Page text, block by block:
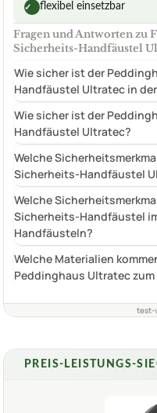
✓ flexibel einsetzbar
Fragen und Antworten zu
Sicherheits-Handfäustel
Wie sicher ist der
Handfäustel Ultratec in
Wie sicher ist der
Handfäustel Ultratec?
Welche
Sicherheits-Handfäustel
Welche
Sicherheits-Handfäustel
Handfäusteln?
Welche Materialien
Peddinghaus Ultratec zum
test-
PREIS-LEISTUNGS-